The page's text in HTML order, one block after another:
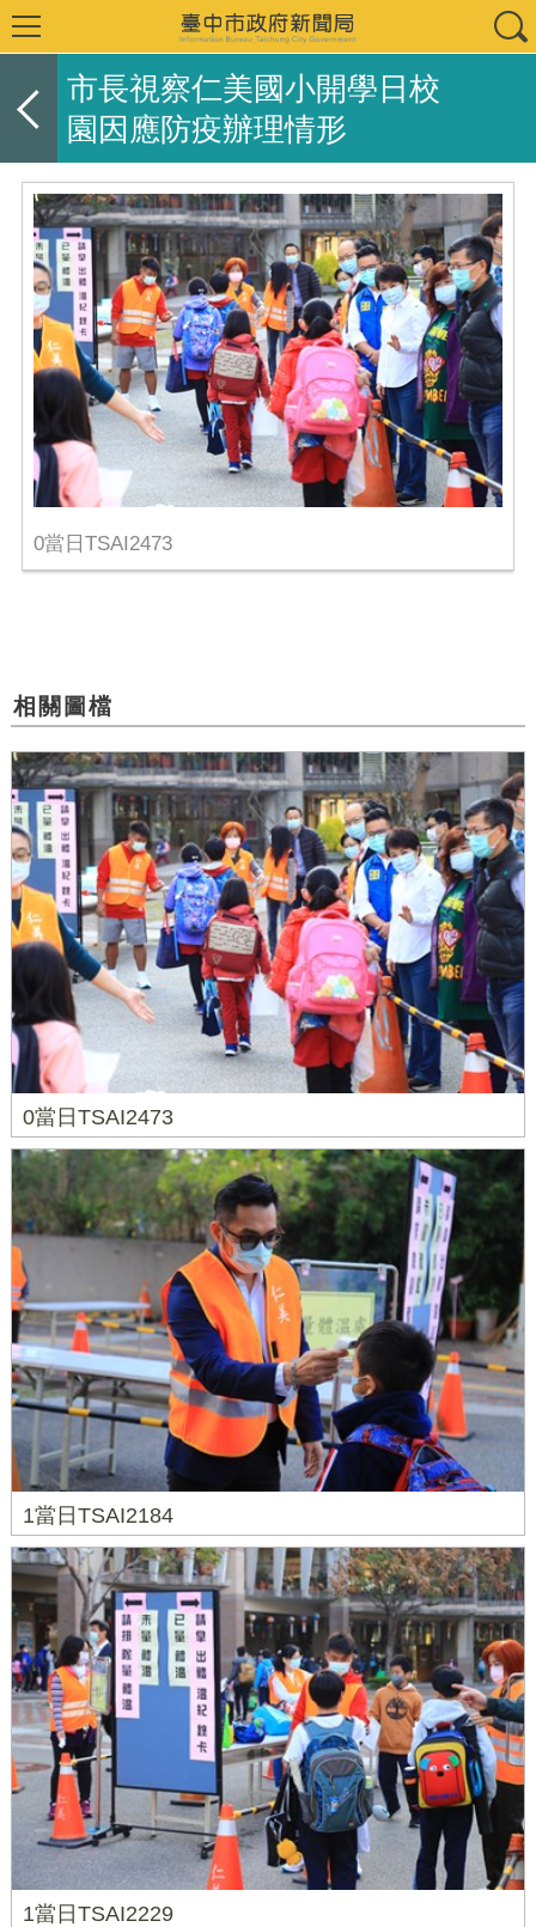
市長視察仁美國小開學日校
園因應防疫辦理情形
0當日TSAI2473
相關圖檔
0當日TSAI2473
1當日TSAI2184
1當日TSAI2229